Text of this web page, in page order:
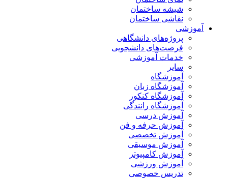
شیشه ساختمان
نقاشی ساختمان
آموزشی
پروژه‌های دانشگاهی
فرصت‌های دانشجویی
خدمات آموزشی
سایر
آموزشگاه
آموزشگاه زبان
آموزشگاه کنکور
آموزشگاه رانندگی
آموزش درسی
آموزش حرفه و فن
آموزش تخصصی
آموزش موسیقی
آموزش کامپیوتر
آموزش ورزشی
تدریس خصوصی